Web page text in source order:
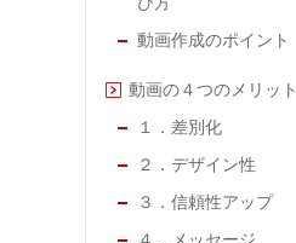
動画作成のポイント
動画の４つのメリット
１．差別化
２．デザイン性
３．信頼性アップ